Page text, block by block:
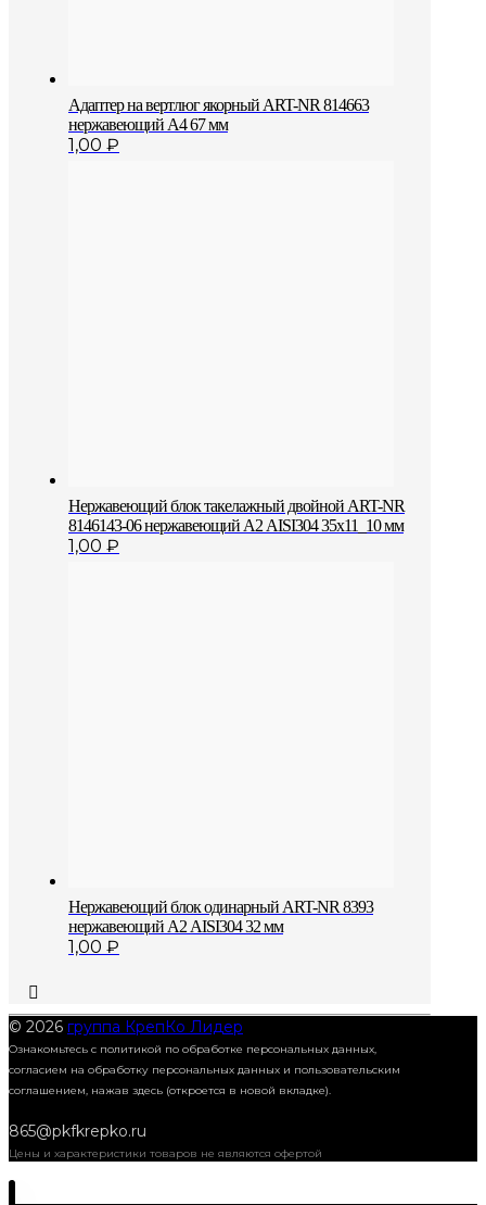
Адаптер на вертлюг якорный ART-NR 814663
нержавеющий A4 67 мм
1,00 ₽
Нержавеющий блок такелажный двойной ART-NR
8146143-06 нержавеющий А2 AISI304 35х11_10 мм
1,00 ₽
Нержавеющий блок одинарный АRT-NR 8393
нержавеющий А2 AISI304 32 мм
1,00 ₽
© 2026 группа КрепКо Лидер
Ознакомьтесь с политикой по обработке персональных данных,
согласием на обработку персональных данных и пользовательским
соглашением, нажав здесь (откроется в новой вкладке).
865@pkfkrepko.ru
Цены и характеристики товаров не являются офертой